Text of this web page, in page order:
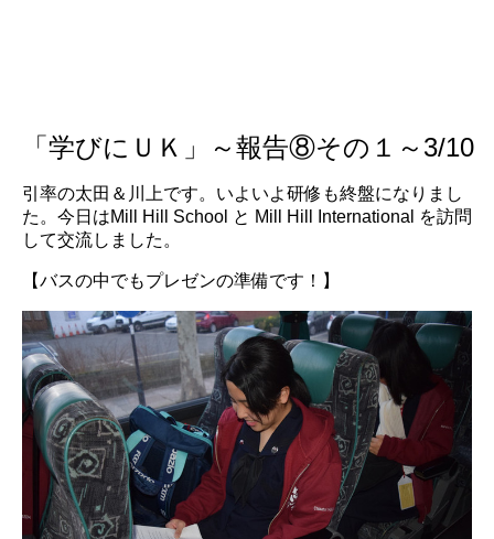
「学びにＵＫ」～報告⑧その１～3/10
引率の太田＆川上です。いよいよ研修も終盤になりまし
た。今日はMill Hill School と Mill Hill International を訪問
して交流しました。
【バスの中でもプレゼンの準備です！】